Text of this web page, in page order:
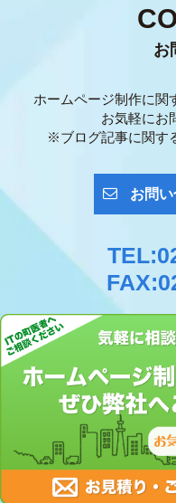
お
ホームページ制作に関
お気軽にお
※ブログ記事に関す
お問